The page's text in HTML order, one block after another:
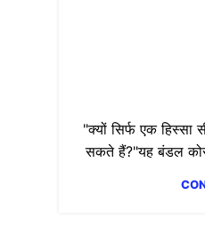
"क्यों सिर्फ एक
सकते हैं?"यह बंडल